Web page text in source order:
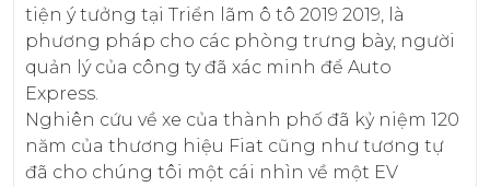
tiện ý tưởng tại Triển lãm ô tô 2019 2019, là
phương pháp cho các phòng trưng bày, người
quản lý của công ty đã xác minh để Auto
Express.
Nghiên cứu về xe của thành phố đã kỷ niệm 120
năm của thương hiệu Fiat cũng như tương tự
đã cho chúng tôi một cái nhìn về một EV